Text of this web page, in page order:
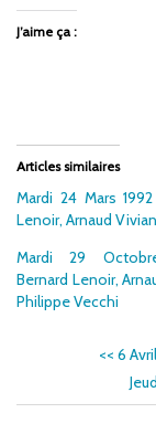
J’aime ça :
Articles similaires
Mardi 24 Mars
Lenoir, Arnaud
Mardi 29
Bernard Lenoir,
Philippe Vecchi
<< 6